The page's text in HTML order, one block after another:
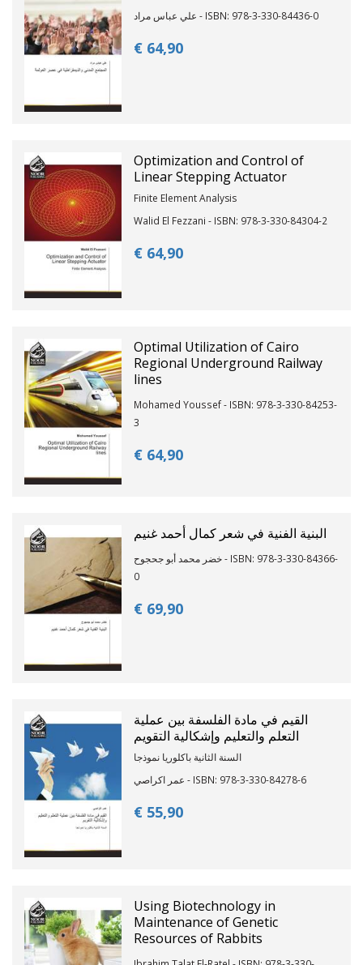
علي عباس مراد - ISBN: 978-3-330-84436-0
€ 64,90
Optimization and Control of
Linear Stepping Actuator
Finite Element Analysis
Walid El Fezzani - ISBN: 978-3-330-84304-2
€ 64,90
Optimal Utilization of Cairo
Regional Underground Railway
lines
Mohamed Youssef - ISBN: 978-3-330-84253-
3
€ 64,90
البنية الفنية في شعر كمال أحمد غنيم
خضر محمد أبو جحجوح - ISBN: 978-3-330-84366-
0
€ 69,90
القيم في مادة الفلسفة بين عملية
التعلم والتعليم وإشكالية التقويم
السنة الثانية باكلوريا نموذجا
عمر اكراصي - ISBN: 978-3-330-84278-6
€ 55,90
Using Biotechnology in
Maintenance of Genetic
Resources of Rabbits